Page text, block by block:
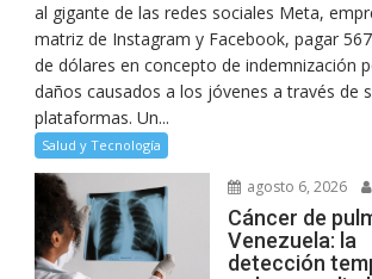
al gigante de las redes sociales Meta,
matriz de Instagram y Facebook, pagar
de dólares en concepto de indemnización
daños causados a los jóvenes a través de
plataformas. Un...
Salud y Tecnología
agosto 6, 2026
Cáncer de
Venezuela: la
detección